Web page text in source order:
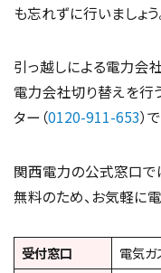
も忘れずに行いましょう
引っ越しによる電力会
電力会社切り替えを行
ター（0120-911-653）
関西電力の公式窓口で
無料のため、お気軽に
受付窓口
電気ガ